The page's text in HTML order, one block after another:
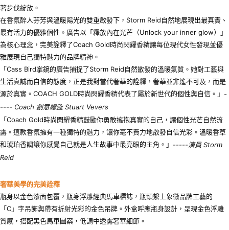
著步伐綻放。
在香氛醉人芬芳與溫暖陽光的雙重啟發下，Storm Reid自然地展現出最真實、
最有活力的優雅個性。廣告以「釋放內在光芒（Unlock your inner glow）」
為核心理念，完美詮釋了Coach Gold時尚閃耀香精讓每位現代女性發現並優
雅展現自己獨特魅力的品牌精神。
「Cass Bird掌鏡的廣告捕捉了Storm Reid自然散發的溫暖氣質。她對工藝與
生活真誠而自信的態度，正是我對當代奢華的詮釋，奢華並非遙不可及，而是
源於真實。COACH GOLD時尚閃耀香精代表了屬於新世代的個性與自信。」 -
---- Coach 創意總監Stuart Vevers
「Coach Gold時尚閃耀香精鼓勵你勇敢擁抱真實的自己，讓個性光芒自然流
露。這款香氛擁有一種獨特的魅力，讓你毫不費力地散發自信光彩。溫暖香草
和琥珀香調讓你感覺自己就是人生故事中最亮眼的主角。」 -----演員 Storm
Reid
奢華美學的完美詮釋
瓶身以金色漆面包覆，瓶身浮雕經典馬車標誌，瓶頸繫上象徵品牌工藝的
「C」字吊飾與帶有折射光彩的金色吊牌。外盒呼應瓶身設計，呈現金色浮雕
質感，搭配黑色馬車圖案，低調中透露奢華細節。